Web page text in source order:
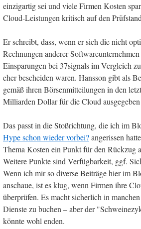
einzigartig sei und viele Firmen Kosten
Cloud-Leistungen kritisch auf den
Er schreibt, dass, wenn er sich die nicht
Rechnungen anderer
Einsparungen bei 37signals im Vergleich
eher bescheiden waren. Hansson gibt als
gemäß ihren Börsenmitteilungen in den
Milliarden Dollar für die Cloud ausgegeben
Das passt in die Stoßrichtung, die ich im
Hype schon wieder vorbei?angerissen
Thema Kosten ein Punkt für den Rückzug
Weitere Punkte sind Verfügbarkeit, ggf.
Wenn ich mir so diverse Beiträge hier im
anschaue, ist es klug, wenn Firmen ihre
überprüfen. Es macht sicherlich in
Dienste zu buchen – aber der
könnte wohl enden.